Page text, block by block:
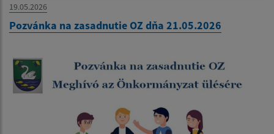
19.05.2026
Pozvánka na zasadnutie OZ dňa 21.05.2026